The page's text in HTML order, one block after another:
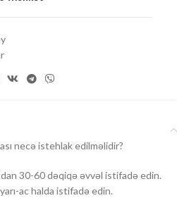
necə istehlak edilməlidir?
30-60 dəqiqə əvvəl istifadə edin.
ac halda istifadə edin.